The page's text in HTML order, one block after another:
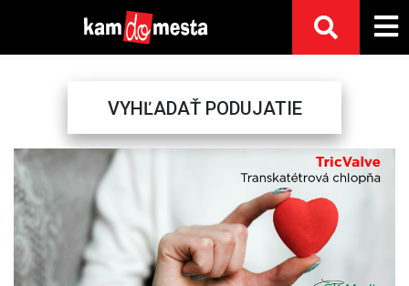
VYHĽADAŤ PODUJATIE
Previous